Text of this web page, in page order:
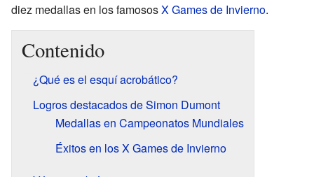
diez medallas en los famososX Games de Invierno.
Contenido
¿Qué es el esquí acrobático?
Logros destacados de Simon Dumont
Medallas en Campeonatos Mundiales
Éxitos en los X Games de Invierno